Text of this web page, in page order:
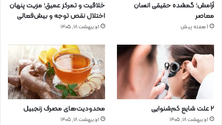
آرامش؛ گمشده حقیقی انسان
معاصر
1 هفته پیش
خلاقیت و تمرکز عمیق؛ مزیت پنهان
اختلال نقص توجه و بیش‌فعالی
اردیبهشت ۱۸, ۱۴۰۵
۲ علت شایع‌ کم‌شنوایی
اردیبهشت ۱۸, ۱۴۰۵
محدودیت‌های مصرف زنجبیل
اردیبهشت ۱۸, ۱۴۰۵